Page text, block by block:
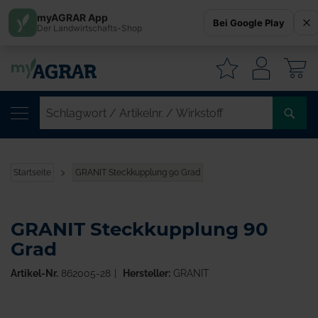
Startseite GRANIT Steckkupplung 90 Grad
GRANIT Steckkupplung 90
Grad
Artikel-Nr. 862005-28 Hersteller:GRANIT
myAGRAR App
Der Landwirtschafts-Shop Bei Google Play